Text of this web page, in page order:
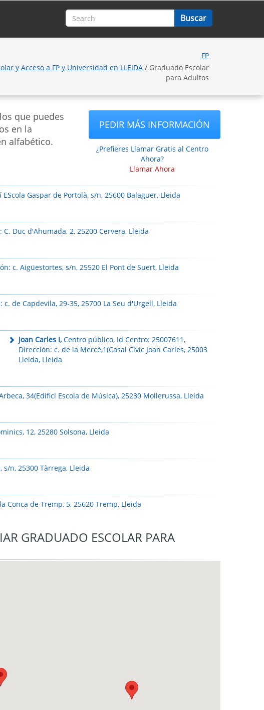
FP
y Acceso a FP y Universidad en LLEIDA / Graduado Escolar
para Adultos
que puedes
en la
alfabético.
PEDIR MÁS INFORMACIÓN
¿Prefieres Llamar Gratis al Centro
Ahora?
Llamar Ahora
Gaspar de Portolà, s/n, 25600 Balaguer, Lleida
Duc d'Ahumada, 2, 25200 Cervera, Lleida
c. Aigüestortes, s/n, 25520 El Pont de Suert, Lleida
de Capdevila, 29-35, 25700 La Seu d'Urgell, Lleida
Joan Carles I, Centro público, Id Centro: 25007611,
Dirección: c. de la Mercè,1(Casal Cívic Joan Carles, 25003
Lleida, Lleida
34(Edifici Escola de Música), 25230 Mollerussa, Lleida
12, 25280 Solsona, Lleida
n, 25300 Tàrrega, Lleida
Conca de Tremp, 5, 25620 Tremp, Lleida
GRADUADO ESCOLAR PARA